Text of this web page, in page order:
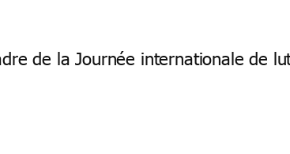
de la Journée internationale de